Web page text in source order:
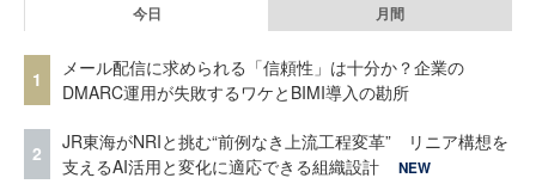
今日 月間
1
メール配信に求められる「信頼性」は十分か？企業の
DMARC運用が失敗するワケとBIMI導入の勘所
2
JR東海がNRIと挑む“前例なき上流工程変革” リニア構想を
支えるAI活用と変化に適応できる組織設計
NEW